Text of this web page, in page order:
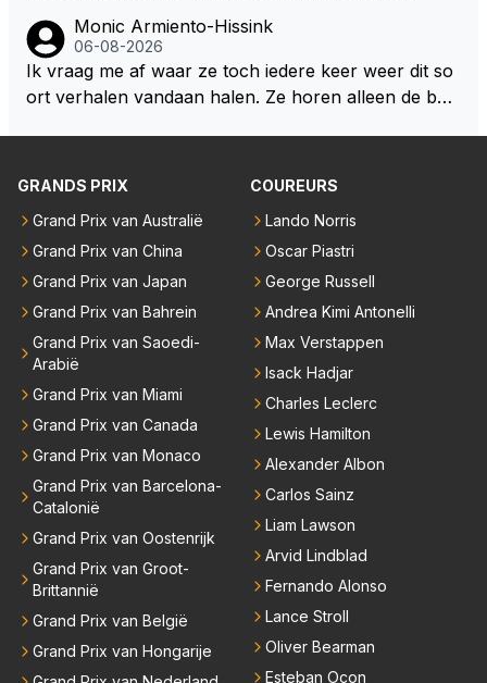
Monic Armiento-Hissink
06-08-2026
Ik vraag me af waar ze toch iedere keer weer dit so
ort verhalen vandaan halen. Ze horen alleen de boa
emand weet wat er zich afspeelt achter gesloten de
iedereen is vertrokken. Dat er nu een paar jaar acht
er elkaar mensen een andere uitdagingen zoeken of
niet meer in de F1 willen werken is niet zo gek als de
meesten van hen al sinds dat RB hun intrede deed a
anwezig waren. De mensen die nu een aantal van di
e lege plaatsen op gaan vullen hebben ook al jaren
binnen RB gewerkt en zijn voor Max geen vreemde
n meer. Ook andere teams verliezen mensen. Er wo
rdt teveel drama van gemaakt.
GRANDS PRIX
Grand Prix van Australië
Grand Prix van China
Grand Prix van Japan
Grand Prix van Bahrein
Grand Prix van Saoedi-
Arabië
Grand Prix van Miami
Grand Prix van Canada
Grand Prix van Monaco
Grand Prix van Barcelona-
Catalonië
Grand Prix van Oostenrijk
Grand Prix van Groot-
Brittannië
Grand Prix van België
Grand Prix van Hongarije
COUREURS
Lando Norris
Oscar Piastri
George Russell
Andrea Kimi Antonelli
Max Verstappen
Isack Hadjar
Charles Leclerc
Lewis Hamilton
Alexander Albon
Carlos Sainz
Liam Lawson
Arvid Lindblad
Fernando Alonso
Lance Stroll
Oliver Bearman
Esteban Ocon